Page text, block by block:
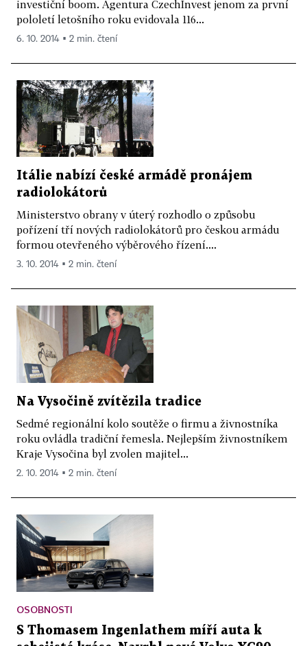
investiční boom. Agentura CzechInvest jenom za první
pololetí letošního roku evidovala 116...
6. 10. 2014 ▪ 2 min. čtení
Itálie nabízí české armádě pronájem
radiolokátorů
Ministerstvo obrany v úterý rozhodlo o způsobu
pořízení tří nových radiolokátorů pro českou armádu
formou otevřeného výběrového řízení....
3. 10. 2014 ▪ 2 min. čtení
Na Vysočině zvítězila tradice
Sedmé regionální kolo soutěže o firmu a živnostníka
roku ovládla tradiční řemesla. Nejlepším živnostníkem
Kraje Vysočina byl zvolen majitel...
2. 10. 2014 ▪ 2 min. čtení
OSOBNOSTI
S Thomasem Ingenlathem míří auta k